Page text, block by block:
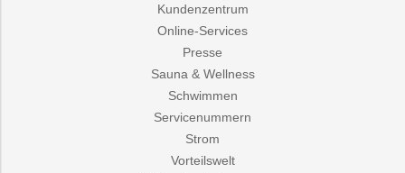
Kundenzentrum
Online-Services
Presse
Sauna & Wellness
Schwimmen
Servicenummern
Strom
Vorteilswelt